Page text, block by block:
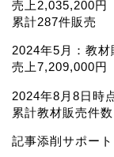
売上2,035,200円
累計287件販売
2024年5月：教
売上7,209,000円
2024年8月8日時
累計教材販売件
記事添削サポー